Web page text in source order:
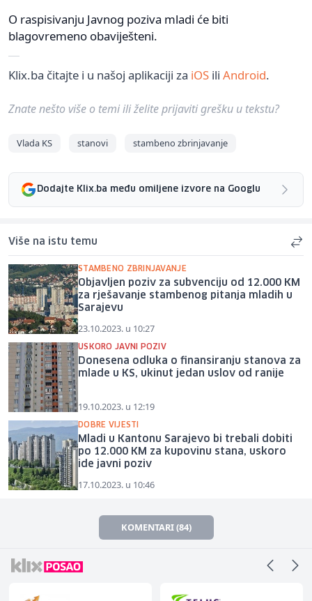
O raspisivanju Javnog poziva mladi će biti
blagovremeno obaviješteni.
Klix.ba čitajte i u našoj aplikaciji za iOS ili Android.
Znate nešto više o temi ili želite prijaviti grešku u tekstu?
Vlada KS stanovi stambeno zbrinjavanje
Dodajte Klix.ba među omiljene izvore na Googlu
Više na istu temu
STAMBENO ZBRINJAVANJE
Objavljen poziv za subvenciju od 12.000 KM
za rješavanje stambenog pitanja mladih u
Sarajevu
23.10.2023. u 10:27
USKORO JAVNI POZIV
Donesena odluka o finansiranju stanova za
mlade u KS, ukinut jedan uslov od ranije
19.10.2023. u 12:19
DOBRE VIJESTI
Mladi u Kantonu Sarajevo bi trebali dobiti
po 12.000 KM za kupovinu stana, uskoro
ide javni poziv
17.10.2023. u 10:46
KOMENTARI (84)